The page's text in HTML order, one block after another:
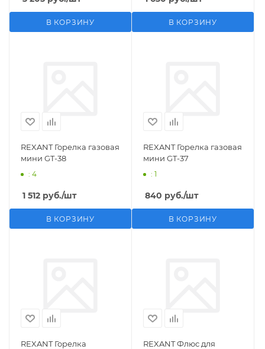
В КОРЗИНУ В КОРЗИНУ
REXANT Горелка газовая
мини GT-38
: 4
1 512 руб./шт
В КОРЗИНУ
REXANT Горелка газовая
мини GT-37
: 1
840 руб./шт
В КОРЗИНУ
REXANT Горелка
REXANT Флюс для